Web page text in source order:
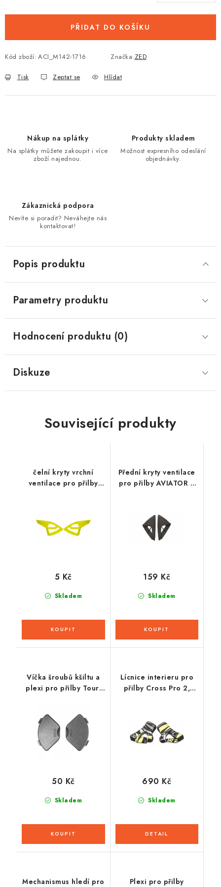
PŘIDAT DO KOŠÍKU
Kód zboží: ACI_M142-1716 Značka:ZED
Tisk Zeptat se Hlídat
Nákup na splátky
Na splátky můžete zakoupit i více
zboží najednou.
Produkty skladem
Možnost expresního odeslání
objednávky.
Zákaznická podpora
Nevíte si poradit? Neváhejte nás
kontaktovat!
Popis produktu
Parametry produktu
Hodnocení produktu (0)
Diskuze
Související produkty
čelní kryty vrchní
ventilace pro přilby
Skladem
5 Kč
Přední kryty ventilace
pro přilby AVIATOR J,
Skladem
159 Kč
Víčka šroubů kšiltu a
plexi pro přilby Tour,
Skladem
50 Kč
Lícnice interieru pro
přilby Cross Pro 2,
Skladem
690 Kč
Mechanismus hledí pro Plexi pro přilby